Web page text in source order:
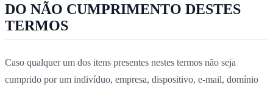
DO NÃO CUMPRIMENTO DESTES
TERMOS
Caso qualquer um dos itens presentes nestes termos não seja
cumprido por um indivíduo, empresa, dispositivo, e-mail, domínio